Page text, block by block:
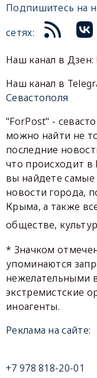
Подпишитесь на
сетях:
Наш канал в Дзен:
Наш канал в
Севастополя
"ForPost" -
можно найти не
последние
что происходит
вы найдете
новости города,
Крыма, а также
обществе,
* Значком
упоминаются
нежелательными
экстремистские
иноагенты.
Реклама на сайте:
+7 978 818-20-01